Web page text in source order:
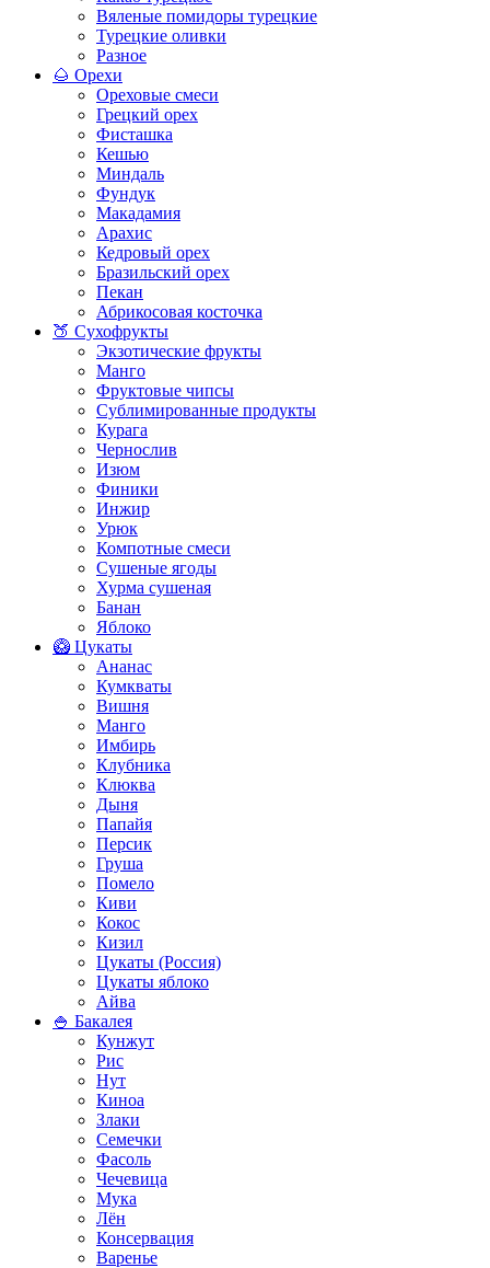
Вяленые помидоры турецкие
Турецкие оливки
Разное
🌰 Орехи
Ореховые смеси
Грецкий орех
Фисташка
Кешью
Миндаль
Фундук
Макадамия
Арахис
Кедровый орех
Бразильский орех
Пекан
Абрикосовая косточка
🍑 Сухофрукты
Экзотические фрукты
Манго
Фруктовые чипсы
Сублимированные продукты
Курага
Чернослив
Изюм
Финики
Инжир
Урюк
Компотные смеси
Сушеные ягоды
Хурма сушеная
Банан
Яблоко
🥝 Цукаты
Ананас
Кумкваты
Вишня
Манго
Имбирь
Клубника
Клюква
Дыня
Папайя
Персик
Груша
Помело
Киви
Кокос
Кизил
Цукаты (Россия)
Цукаты яблоко
Айва
🍚 Бакалея
Кунжут
Рис
Нут
Киноа
Злаки
Семечки
Фасоль
Чечевица
Мука
Лён
Консервация
Варенье